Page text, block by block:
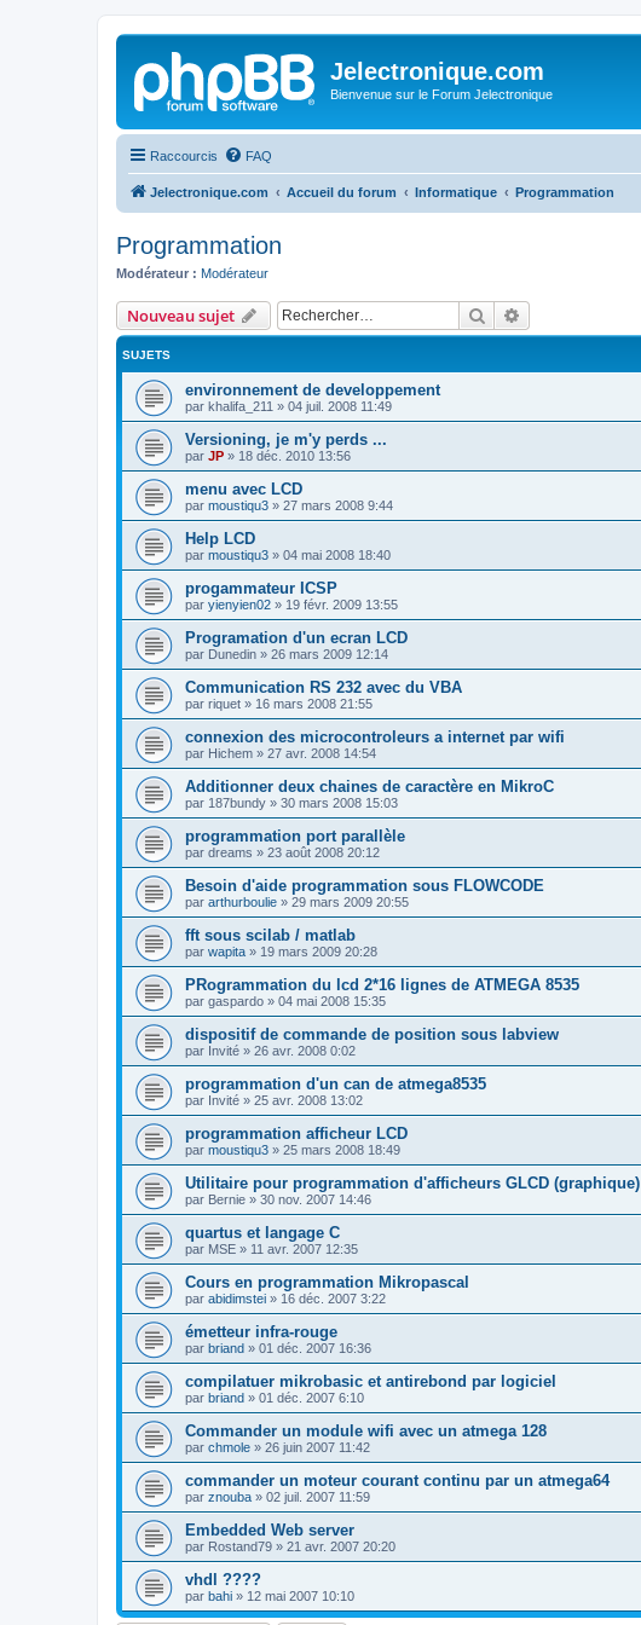
Jelectronique.com
Bienvenue sur le Forum Jelectronique
Raccourcis FAQ
Jelectronique.com Accueil du forum Informatique Programmation
Programmation
Modérateur : Modérateur
Nouveau sujet Rechercher
SUJETS
environnement de developpement
par khalifa_211 » 04 juil. 2008 11:49
Versioning, je m'y perds ...
par JP » 18 déc. 2010 13:56
menu avec LCD
par moustiqu3 » 27 mars 2008 9:44
Help LCD
par moustiqu3 » 04 mai 2008 18:40
progammateur ICSP
par yienyien02 » 19 févr. 2009 13:55
Programation d'un ecran LCD
par Dunedin » 26 mars 2009 12:14
Communication RS 232 avec du VBA
par riquet » 16 mars 2008 21:55
connexion des microcontroleurs a internet par wifi
par Hichem » 27 avr. 2008 14:54
Additionner deux chaines de caractère en MikroC
par 187bundy » 30 mars 2008 15:03
programmation port parallèle
par dreams » 23 août 2008 20:12
Besoin d'aide programmation sous FLOWCODE
par arthurboulie » 29 mars 2009 20:55
fft sous scilab / matlab
par wapita » 19 mars 2009 20:28
PRogrammation du lcd 2*16 lignes de ATMEGA 8535
par gaspardo » 04 mai 2008 15:35
dispositif de commande de position sous labview
par Invité » 26 avr. 2008 0:02
programmation d'un can de atmega8535
par Invité » 25 avr. 2008 13:02
programmation afficheur LCD
par moustiqu3 » 25 mars 2008 18:49
Utilitaire pour programmation d'afficheurs GLCD (graphique)
par Bernie » 30 nov. 2007 14:46
quartus et langage C
par MSE » 11 avr. 2007 12:35
Cours en programmation Mikropascal
par abidimstei » 16 déc. 2007 3:22
émetteur infra-rouge
par briand » 01 déc. 2007 16:36
compilatuer mikrobasic et antirebond par logiciel
par briand » 01 déc. 2007 6:10
Commander un module wifi avec un atmega 128
par chmole » 26 juin 2007 11:42
commander un moteur courant continu par un atmega64
par znouba » 02 juil. 2007 11:59
Embedded Web server
par Rostand79 » 21 avr. 2007 20:20
vhdl ????
par bahi » 12 mai 2007 10:10